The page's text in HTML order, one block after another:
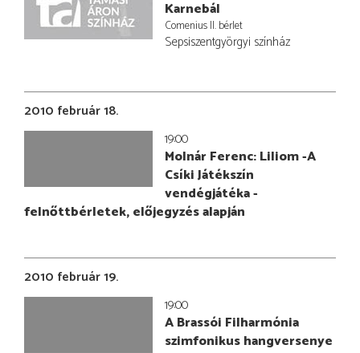
Karnebál
Comenius II. bérlet
Sepsiszentgyörgyi színház
2010 február 18.
19:00
Molnár Ferenc: Liliom -A
Csíki Játékszín
vendégjátéka -
felnőttbérletek, előjegyzés alapján
2010 február 19.
19:00
A Brassói Filharmónia
szimfonikus hangversenye